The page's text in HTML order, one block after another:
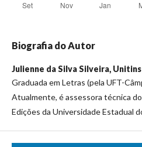
Biografia do Autor
Julienne da Silva Silveira, Unitins
Graduada em Letras (pela UFT-
Atualmente, é assessora técnica
Edições da Universidade Estadual